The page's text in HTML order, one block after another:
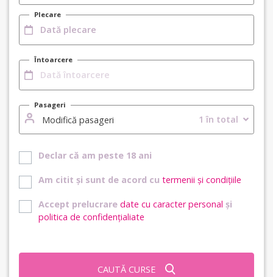
Plecare
Întoarcere
Pasageri
Modifică pasageri 1 în total
Declar că am peste 18 ani
Am citit și sunt de acord cu termenii și condițiile
Accept prelucrare date cu caracter personal și
politica de confidențialiate
CAUTĂ CURSE